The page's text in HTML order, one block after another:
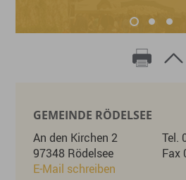
GEMEINDE RÖDELSEE
An den Kirchen 2
97348 Rödelsee
E-Mail schreiben
Tel.
Fax